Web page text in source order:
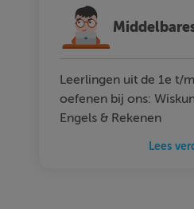
Leerlingen uit de 1e t/
oefenen bij ons:
Engels & Rekenen
Lees